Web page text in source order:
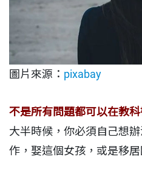
圖片來源： pixabay
不是所有問題都可以在教
大半時候，你必須自己想
作，娶這個女孩，或是移居